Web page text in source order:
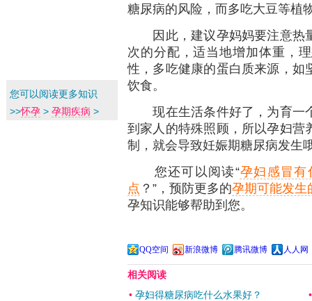
糖尿病的风险，而多吃大豆等植
因此，建议孕妈妈要注意热
次的分配，适当地增加体重，
性，多吃健康的蛋白质来源，如
饮食。
现在生活条件好了，为育一
到家人的特殊照顾，所以孕妇营
制，就会导致妊娠期糖尿病发生
您还可以阅读“孕妇感冒有
点 ？”，预防更多的孕期可能发生
孕知识能够帮助到您。
QQ空间 新浪微博 腾讯微博 人人网
相关阅读
• 孕妇得糖尿病吃什么水果好？
您可以阅读更多知识
>>怀孕 > 孕期疾病 >